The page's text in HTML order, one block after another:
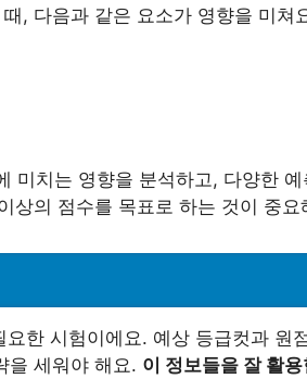
, 다음과 같은 요소가 영향을 미쳐
미치는 영향을 분석하고, 다양한
상의 점수를 목표로 하는 것이 중요
한 시험이에요. 예상 등급컷과 원
을 세워야 해요. 이 정보들을 잘 활